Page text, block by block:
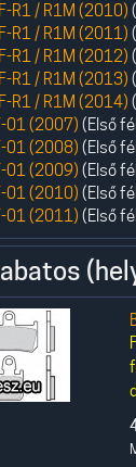
R1 / R1M (2010)
R1 / R1M (2011)
R1 / R1M (2012)
R1 / R1M (2013)
R1 / R1M (2014)
01 (2007) (Első
01 (2008) (Első
01 (2009) (Első
01 (2010) (Első
01 (2011) (Első